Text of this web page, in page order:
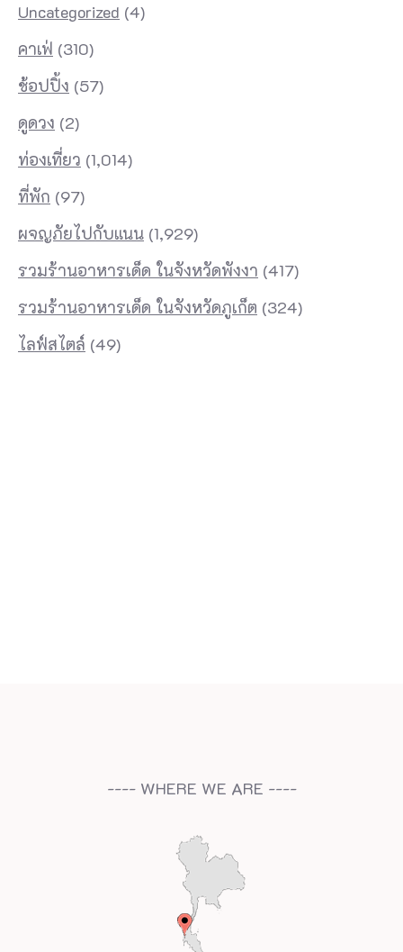
Uncategorized (4)
คาเฟ่ (310)
ช้อปปิ้ง (57)
ดูดวง (2)
ท่องเที่ยว (1,014)
ที่พัก (97)
ผจญภัยไปกับแนน (1,929)
รวมร้านอาหารเด็ด ในจังหวัดพังงา (417)
รวมร้านอาหารเด็ด ในจังหวัดภูเก็ต (324)
ไลฟ์สไตล์ (49)
---- WHERE WE ARE ----